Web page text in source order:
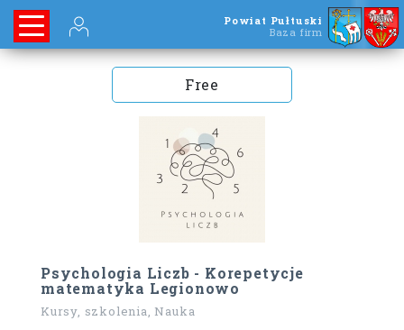
Powiat Pułtuski
Baza firm
Free
Psychologia Liczb - Korepetycje
matematyka Legionowo
Kursy, szkolenia, Nauka